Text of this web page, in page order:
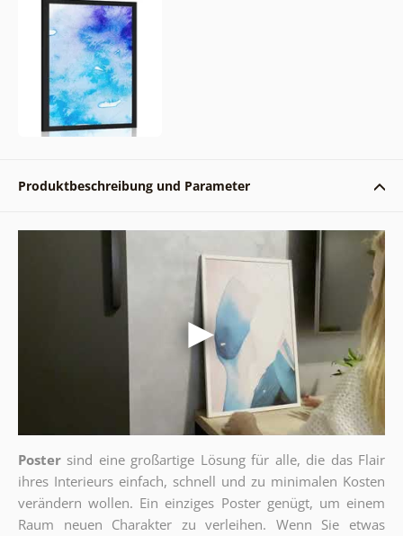
Produktbeschreibung und Parameter
Poster sind eine großartige Lösung für alle, die das Flair
ihres Interieurs einfach, schnell und zu minimalen Kosten
verändern wollen. Ein einziges Poster genügt, um einem
Raum neuen Charakter zu verleihen. Wenn Sie etwas